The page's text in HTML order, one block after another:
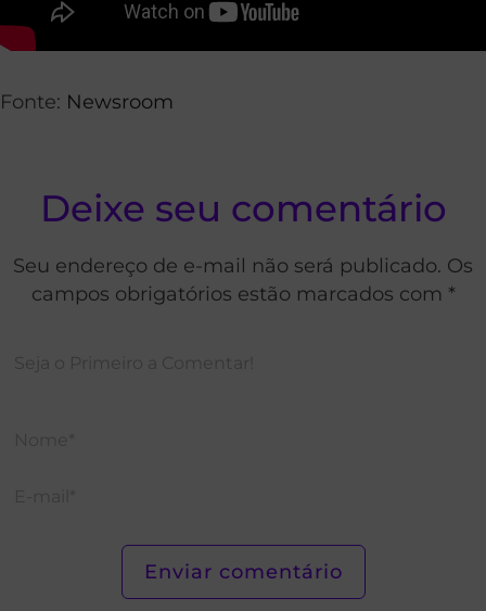
Fonte: Newsroom
Deixe seu comentário
Seu endereço de e-mail não será publicado. Os
campos obrigatórios estão marcados com *